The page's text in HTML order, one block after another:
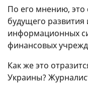
По его мнению,
будущего
информационных
финансовых
Как же это
Украины?